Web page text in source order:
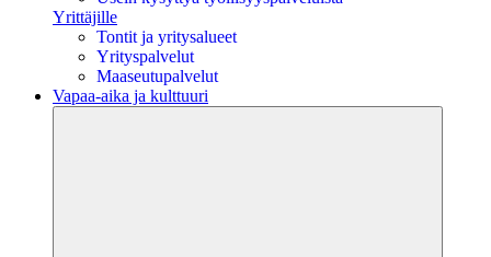
Yrittäjille
Tontit ja yritysalueet
Yrityspalvelut
Maaseutupalvelut
Vapaa-aika ja kulttuuri